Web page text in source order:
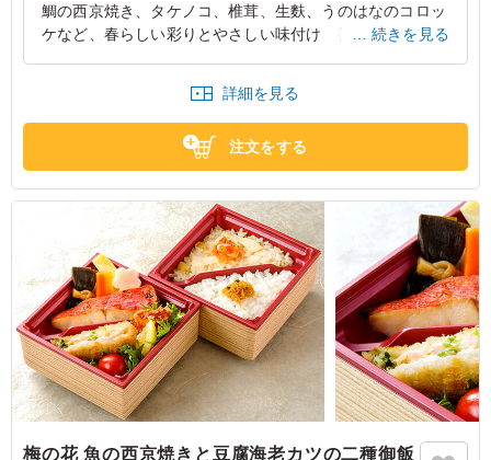
鯛の西京焼き、タケノコ、椎茸、生麩、うのはなのコロッ
ケなど、春らしい彩りとやさしい味付け 御飯も2種類で
の声を頂きました 次回も此れが良いとの評価を頂きまし
た
続きを見る
詳細を見る
注文をする
梅の花 魚の西京焼きと豆腐海老カツの二種御飯